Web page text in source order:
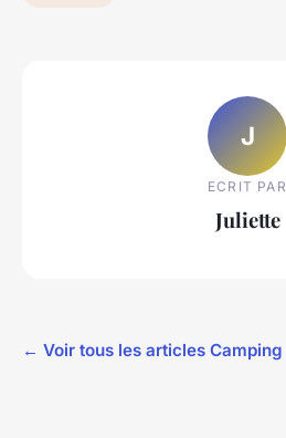
J
ECRIT PAR
Juliette
← Voir tous les articles Camping